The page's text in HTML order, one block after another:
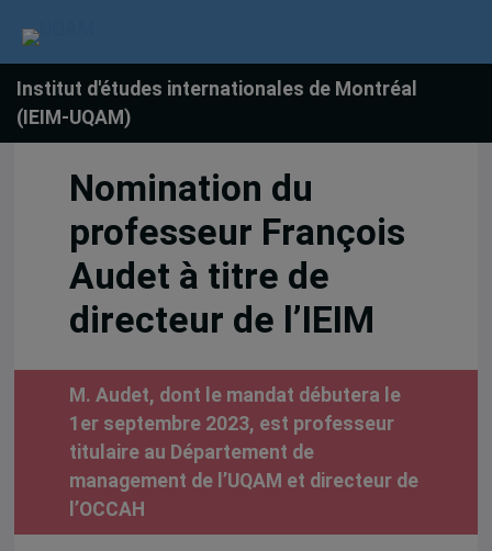
Institut d'études internationales de Montréal
(IEIM-UQAM)
Nomination du
professeur François
Audet à titre de
directeur de l’IEIM
M. Audet, dont le mandat débutera le
1er septembre 2023, est professeur
titulaire au Département de
management de l’UQAM et directeur de
l’OCCAH